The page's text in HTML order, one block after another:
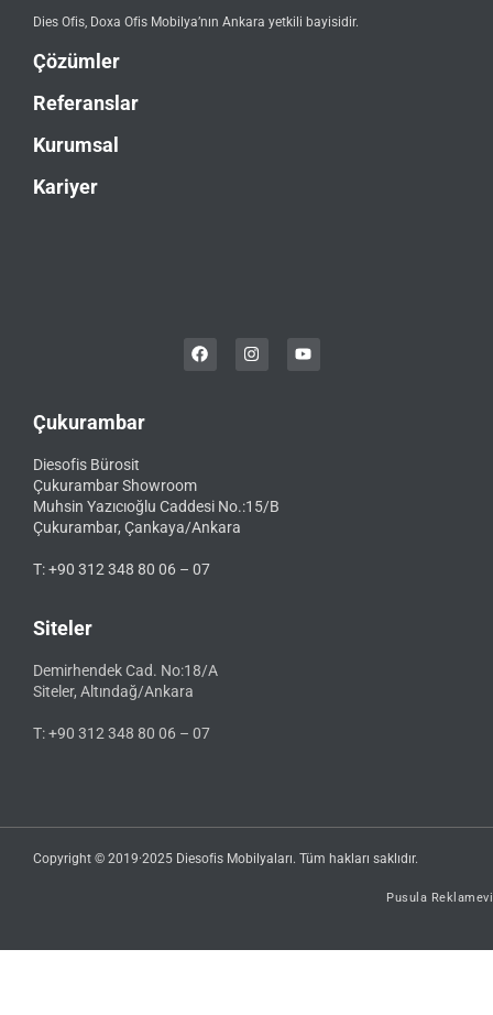
Dies Ofis, Doxa Ofis Mobilya’nın Ankara yetkili bayisidir.
Çözümler
Referanslar
Kurumsal
Kariyer
Çukurambar
Diesofis Bürosit
Çukurambar Showroom
Muhsin Yazıcıoğlu Caddesi No.:15/B
Çukurambar, Çankaya/Ankara
T: +90 312 348 80 06 – 07
Siteler
Demirhendek Cad. No:18/A
Siteler, Altındağ/Ankara
T: +90 312 348 80 06 – 07
Copyright © 2019·2025 Diesofis Mobilyaları. Tüm hakları saklıdır.
Pusula Reklamevi